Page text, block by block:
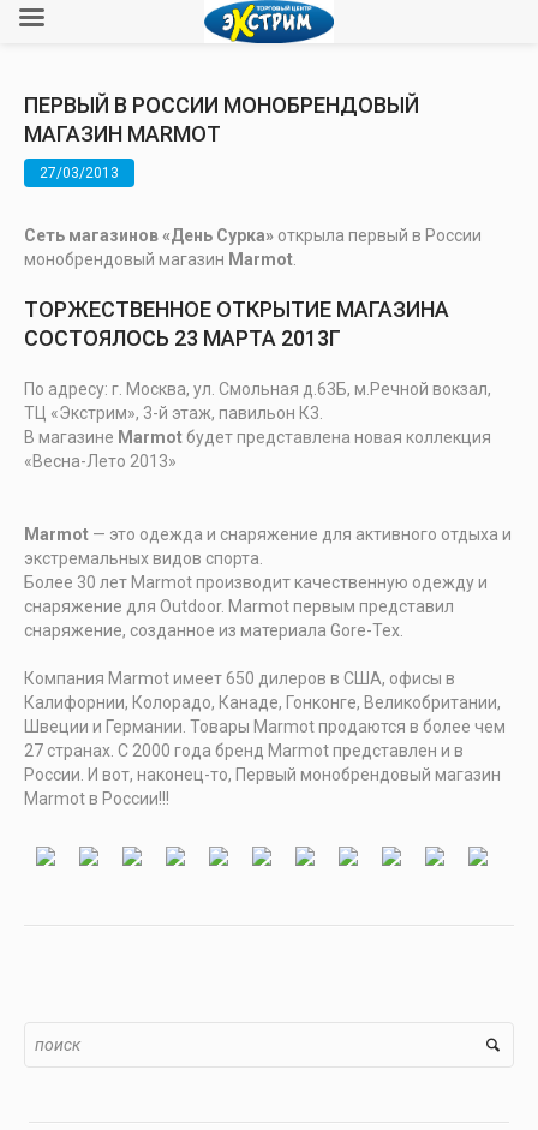
ПЕРВЫЙ В РОССИИ МОНОБРЕНДОВЫЙ
МАГАЗИН MARMOT
27/03/2013
Сеть магазинов «День Сурка» открыла первый в России
монобрендовый магазин Marmot
ТОРЖЕСТВЕННОЕ ОТКРЫТИЕ МАГАЗИНА
СОСТОЯЛОСЬ 23 МАРТА 2013Г
По адресу: г. Москва, ул. Смольная д.63Б, м.Речной вокзал,
ТЦ «Экстрим», 3-й этаж, павильон К3.
В магазине Marmotбудет представлена новая коллекция
«Весна-Лето 2013»
Marmot — это одежда и снаряжение для активного отдыха и
экстремальных видов спорта.
Более 30 лет Marmot производит качественную одежду и
снаряжение для Outdoor. Marmot первым представил
снаряжение, созданное из материала Gore-Tex.
Компания Marmot имеет 650 дилеров в США, офисы в
Калифорнии, Колорадо, Канаде, Гонконге, Великобритании,
Швеции и Германии. Товары Marmot продаются в более чем
27 странах. С 2000 года бренд Marmot представлен и в
России. И вот, наконец-то, Первый монобрендовый магазин
Marmot в России!!!